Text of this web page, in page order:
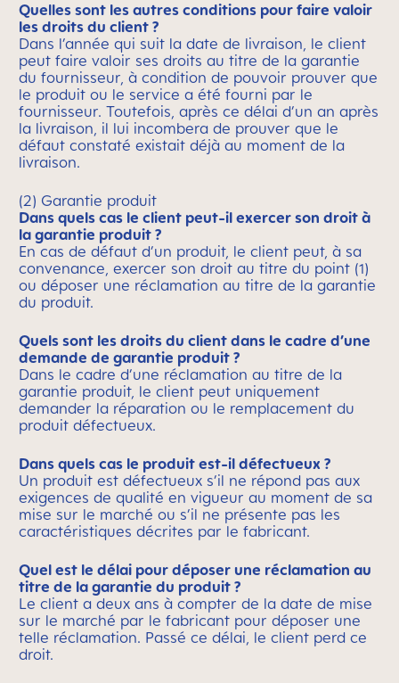
Quelles sont les autres conditions pour faire valoir
les droits du client ?
Dans l’année qui suit la date de livraison, le client
peut faire valoir ses droits au titre de la garantie
du fournisseur, à condition de pouvoir prouver que
le produit ou le service a été fourni par le
fournisseur. Toutefois, après ce délai d’un an après
la livraison, il lui incombera de prouver que le
défaut constaté existait déjà au moment de la
livraison.
(2) Garantie produit
Dans quels cas le client peut-il exercer son droit à
la garantie produit ?
En cas de défaut d’un produit, le client peut, à sa
convenance, exercer son droit au titre du point (1)
ou déposer une réclamation au titre de la garantie
du produit.
Quels sont les droits du client dans le cadre d’une
demande de garantie produit ?
Dans le cadre d’une réclamation au titre de la
garantie produit, le client peut uniquement
demander la réparation ou le remplacement du
produit défectueux.
Dans quels cas le produit est-il défectueux ?
Un produit est défectueux s’il ne répond pas aux
exigences de qualité en vigueur au moment de sa
mise sur le marché ou s’il ne présente pas les
caractéristiques décrites par le fabricant.
Quel est le délai pour déposer une réclamation au
titre de la garantie du produit ?
Le client a deux ans à compter de la date de mise
sur le marché par le fabricant pour déposer une
telle réclamation. Passé ce délai, le client perd ce
droit.